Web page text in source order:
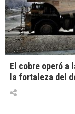
El cobre operó a
la fortaleza del